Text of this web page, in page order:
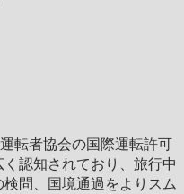
転者協会の国際運転許可
認知されており、旅行中
問、国境通過をよりスム